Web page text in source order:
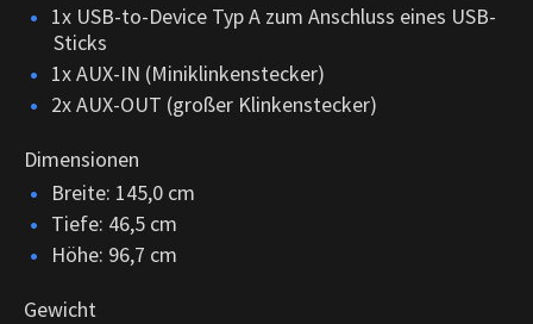
1x USB-to-Device Typ A zum Anschluss eines USB-
Sticks
1x AUX-IN (Miniklinkenstecker)
2x AUX-OUT (großer Klinkenstecker)
Dimensionen
Breite: 145,0 cm
Tiefe: 46,5 cm
Höhe: 96,7 cm
Gewicht